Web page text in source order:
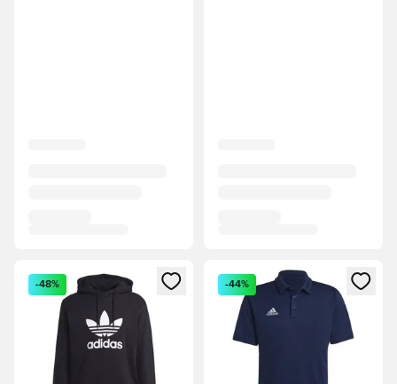
Megnyit egy modált a bejelentkezéshez vagy a tagként
-48%
Megnyit egy modált a
-44%